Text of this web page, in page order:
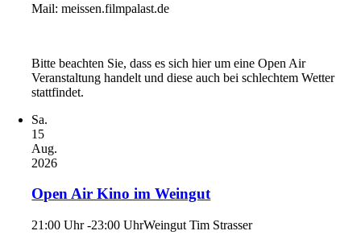
Mail: meissen.filmpalast.de
Bitte beachten Sie, dass es sich hier um eine Open Air
Veranstaltung handelt und diese auch bei schlechtem Wetter
stattfindet.
Sa.
15
Aug.
2026
Open Air Kino im Weingut
21:00 Uhr -23:00 UhrWeingut Tim Strasser